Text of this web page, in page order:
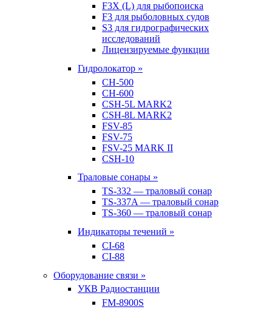
F3X (L) для рыбопоиска
F3 для рыболовных судов
S3 для гидрографических
исследований
Лицензируемые функции
Гидролокатор »
CH-500
CH-600
CSH-5L MARK2
CSH-8L MARK2
FSV-85
FSV-75
FSV-25 MARK II
CSH-10
Траловые сонары »
TS-332 — траловый сонар
TS-337A — траловый сонар
TS-360 — траловый сонар
Индикаторы течений »
CI-68
CI-88
Оборудование связи »
УКВ Радиостанции
FM-8900S